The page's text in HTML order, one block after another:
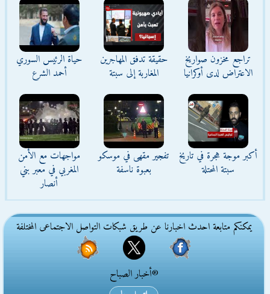
تراجع مخزون صواريخ
الاعتراض لدى أوكرانيا
حقيقة تدفق المهاجرين
المغاربة إلى سبتة
حياة الرئيس السوري
أحمد الشرع
أكبر موجة هجرة في تاريخ
سبتة المحتلة
تفجير مقهى في موسكو
بعبوة ناسفة
مواجهات مع الأمن
المغربي في معبر بني
أنصار
يمكنكم متابعة احدث اخبارنا عن طريق شبكات التواصل الاجتماعى المختلفة
®أخبار الصباح